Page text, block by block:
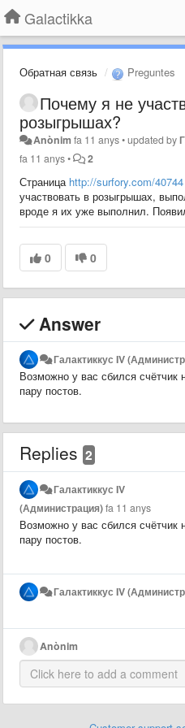
Galactikka
Обратная связь Preguntes
Почему я не
розыгрышах?
Anònim fa 11 anys•updated by
fa 11 anys• 2
Страница http://surfory.com/40744
участвовать в розыгрышах,
вроде я их уже выполнил.
0 0
Answer
Галактиккус IV
Возможно у вас сбился счётчик
пару постов.
Replies 2
Галактиккус IV
(Администрация)fa 11 anys
Возможно у вас сбился счётчик
пару постов.
Галактиккус IV
Anònim